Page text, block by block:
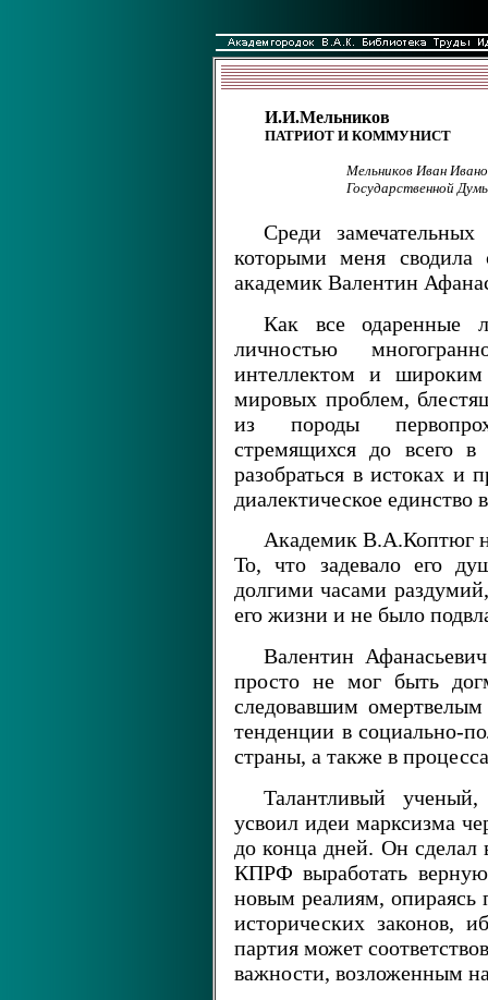
И.И.Мельников
ПАТРИОТ И КОММУНИСТ
Мельников Иван
Государственной
Среди
которыми меня
академик Валентин
Как все одаренные
личностью
интеллектом и
мировых проблем,
из породы
стремящихся до всего в
разобраться в истоках и
диалектическое единство
Академик В.А.Коптюг
То, что задевало его
долгими часами
его жизни и не было
Валентин
просто не мог быть
следовавшим
тенденции в социально-
страны, а также в
Талантливый
усвоил идеи марксизма
до конца дней. Он сделал
КПРФ выработать
новым реалиям, опираясь
исторических законов,
партия может
важности, возложенным